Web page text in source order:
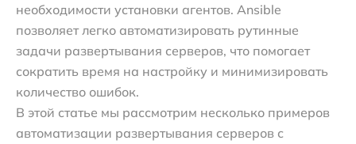
необходимости установки агентов. Ansible
позволяет легко автоматизировать рутинные
задачи развертывания серверов, что помогает
сократить время на настройку и минимизировать
количество ошибок.
В этой статье мы рассмотрим несколько примеров
автоматизации развертывания серверов с